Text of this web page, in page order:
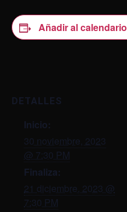
Añadir al calendario
DETALLES
Inicio:
30 noviembre, 2023
@ 7:30 PM
Finaliza:
21 diciembre, 2023 @
7:30 PM